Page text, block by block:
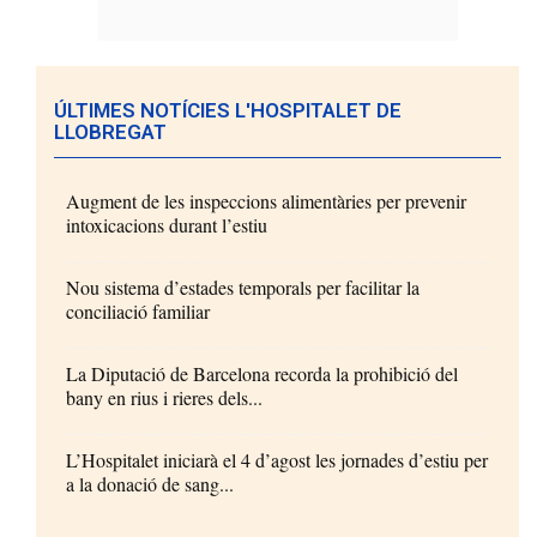
ÚLTIMES NOTÍCIES L'HOSPITALET DE
LLOBREGAT
Augment de les inspeccions alimentàries per prevenir
intoxicacions durant l’estiu
Nou sistema d’estades temporals per facilitar la
conciliació familiar
La Diputació de Barcelona recorda la prohibició del
bany en rius i rieres dels...
L’Hospitalet iniciarà el 4 d’agost les jornades d’estiu per
a la donació de sang...